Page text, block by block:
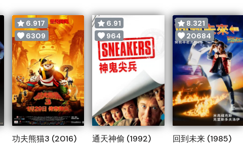
6.917
6309
功夫熊猫3 (2016)
6.91
964
通天神偷 (1992)
8.321
20684
回到未来 (1985)